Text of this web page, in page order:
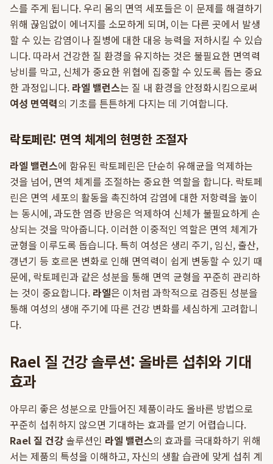
스를 주게 됩니다. 우리 몸의 면역 세포들은 이 문제를 해결하기
위해 끊임없이 에너지를 소모하게 되며, 이는 다른 곳에서 발생
할 수 있는 감염이나 질병에 대한 대응 능력을 저하시킬 수 있습
니다. 따라서 건강한 질 환경을 유지하는 것은 불필요한 면역력
낭비를 막고, 신체가 중요한 위협에 집중할 수 있도록 돕는 중요
한 과정입니다. 라엘 밸런스는 질 내 환경을 안정화시킴으로써
여성 면역력의 기초를 튼튼하게 다지는 데 기여합니다.
락토페린: 면역 체계의 현명한 조절자
라엘 밸런스에 함유된 락토페린은 단순히 유해균을 억제하는
것을 넘어, 면역 체계를 조절하는 중요한 역할을 합니다. 락토페
린은 면역 세포의 활동을 촉진하여 감염에 대한 저항력을 높이
는 동시에, 과도한 염증 반응은 억제하여 신체가 불필요하게 손
상되는 것을 막아줍니다. 이러한 이중적인 역할은 면역 체계가
균형을 이루도록 돕습니다. 특히 여성은 생리 주기, 임신, 출산,
갱년기 등 호르몬 변화로 인해 면역력이 쉽게 변동할 수 있기 때
문에, 락토페린과 같은 성분을 통해 면역 균형을 꾸준히 관리하
는 것이 중요합니다. 라엘은 이처럼 과학적으로 검증된 성분을
통해 여성의 생애 주기에 따른 건강 변화를 세심하게 고려합니
다.
Rael 질 건강 솔루션: 올바른 섭취와 기대
효과
아무리 좋은 성분으로 만들어진 제품이라도 올바른 방법으로
꾸준히 섭취하지 않으면 기대하는 효과를 얻기 어렵습니다.
Rael 질 건강 솔루션인 라엘 밸런스의 효과를 극대화하기 위해
서는 제품의 특성을 이해하고, 자신의 생활 습관에 맞게 섭취 계